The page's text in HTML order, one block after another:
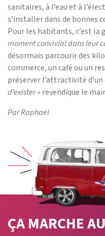
sanitaires, à l’eau et à
s’installer dans de bonnes
Pour les habitants, c’est la
moment convivial dans leur
désormais parcourir des
commerce, un café ou un
préserver l’attractivité d’un
d’exister » revendique le
Par Raphaël
ÇA MARCHE